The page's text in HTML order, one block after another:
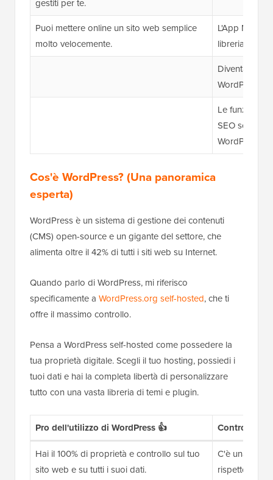
gestiti per te.
Puoi mettere online un sito web semplice
molto velocemente.
L'App
libreria di
Diventa
WordPress
Le
SEO sono
WordPress.
Cos'è WordPress? (Una panoramica
esperta)
WordPress è un sistema di gestione dei contenuti
(CMS) open-source e un gigante del settore, che
alimenta oltre il 42% di tutti i siti web su Internet.
Quando parlo di WordPress, mi riferisco
specificamente a WordPress.org self-hosted, che ti
offre il massimo controllo.
Pensa a WordPress self-hosted come possedere la
tua proprietà digitale. Scegli il tuo hosting, possiedi i
tuoi dati e hai la completa libertà di personalizzare
tutto con una vasta libreria di temi e plugin.
Pro dell'utilizzo di WordPress 👍
Contro
Hai il 100% di proprietà e controllo sul tuo
sito web e su tutti i suoi dati.
C'è una
rispetto ai